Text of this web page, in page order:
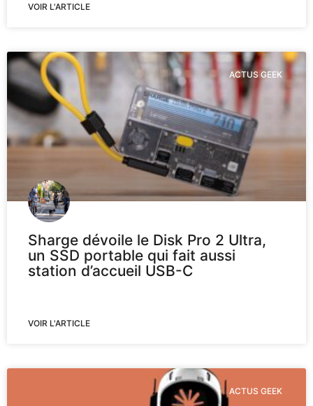
VOIR L'ARTICLE
ACTUS GEEK
Sharge dévoile le Disk Pro 2 Ultra,
un SSD portable qui fait aussi
station d’accueil USB-C
VOIR L'ARTICLE
ACTUS GEEK